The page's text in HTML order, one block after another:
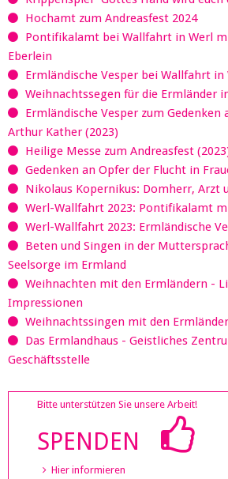
Hochamt zum Andreasfest 2024
Pontifikalamt bei Wallfahrt in Werl
Eberlein
Ermländische Vesper bei Wallfahrt in
Weihnachtssegen für die Ermländer
Ermländische Vesper zum Gedenken
Arthur Kather (2023)
Heilige Messe zum Andreasfest
Gedenken an Opfer der Flucht in
Nikolaus Kopernikus: Domherr, Arzt
Werl-Wallfahrt 2023: Pontifikalamt
Werl-Wallfahrt 2023: Ermländische
Beten und Singen in der
Seelsorge im Ermland
Weihnachten mit den Ermländern -
Impressionen
Weihnachtssingen mit den
Das Ermlandhaus - Geistliches
Geschäftsstelle
Bitte unterstützen Sie unsere Arbeit!
SPENDEN
Hier informieren